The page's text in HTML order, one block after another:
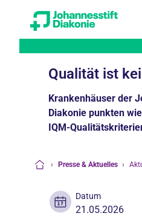
Qualität ist
Krankenhäuser der
Diakonie punkten
IQM-
› Presse & Aktuelles ›
Datum
21.05.2026